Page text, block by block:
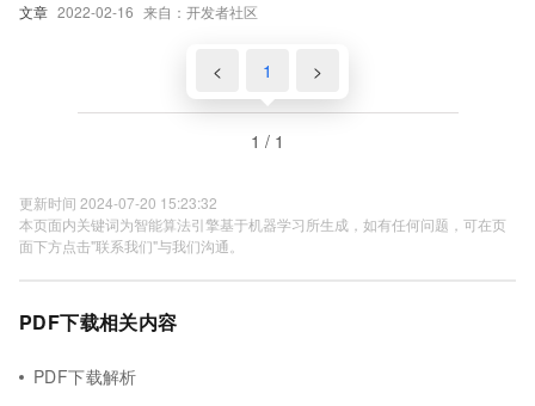
文章 2022-02-16 来自：开发者社区
< 1 >
1 / 1
更新时间 2024-07-20 15:23:32
本页面内关键词为智能算法引擎基于机器学习所生成，如有任何问题，可在页
面下方点击"联系我们"与我们沟通。
PDF下载相关内容
PDF下载解析